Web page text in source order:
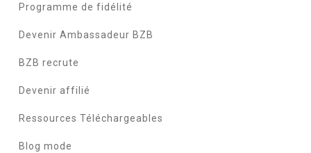
Programme de fidélité
Devenir Ambassadeur BZB
BZB recrute
Devenir affilié
Ressources Téléchargeables
Blog mode